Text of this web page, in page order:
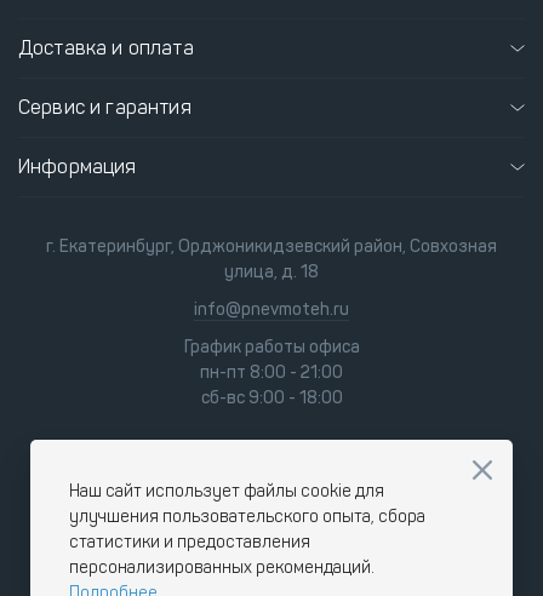
Доставка и оплата
Сервис и гарантия
Информация
г. Екатеринбург, Орджоникидзевский район, Совхозная
улица, д. 18
info@pnevmoteh.ru
График работы офиса
пн-пт 8:00 - 21:00
сб-вс 9:00 - 18:00
Наш сайт использует файлы cookie для
улучшения пользовательского опыта, сбора
статистики и предоставления
персонализированных рекомендаций.